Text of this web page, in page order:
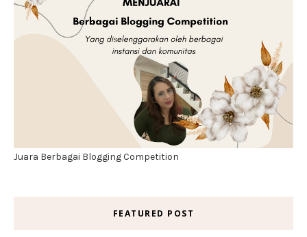
Juara Berbagai Blogging Competition
FEATURED POST